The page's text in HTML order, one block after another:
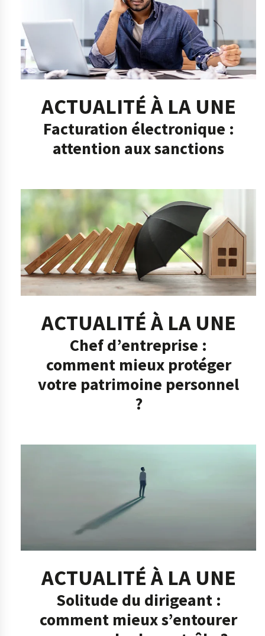
ACTUALITÉ À LA UNE
Facturation électronique :
attention aux sanctions
ACTUALITÉ À LA UNE
Chef d’entreprise :
comment mieux protéger
votre patrimoine personnel
?
ACTUALITÉ À LA UNE
Solitude du dirigeant :
comment mieux s’entourer